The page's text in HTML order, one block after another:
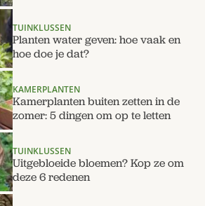
TUINKLUSSEN
Planten water geven: hoe vaak en
hoe doe je dat?
KAMERPLANTEN
Kamerplanten buiten zetten in de
zomer: 5 dingen om op te letten
TUINKLUSSEN
Uitgebloeide bloemen? Kop ze om
deze 6 redenen